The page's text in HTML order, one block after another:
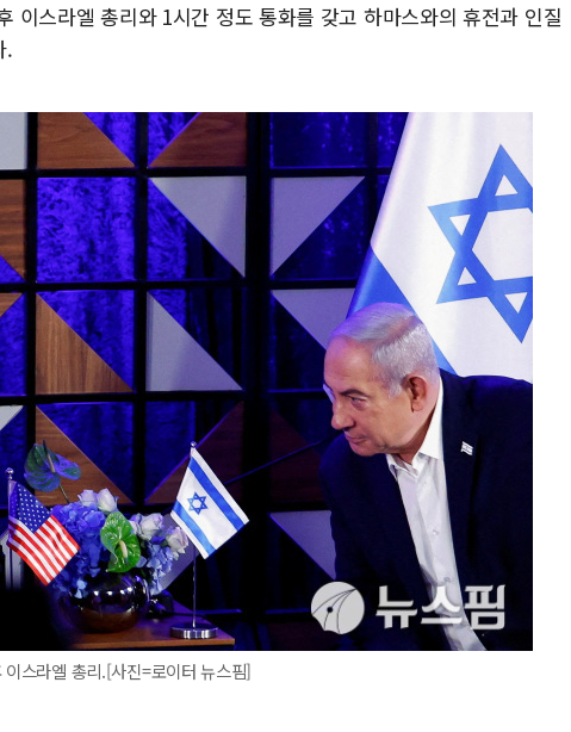
이스라엘 총리와 1시간 정도 통화를 갖고 하마스와의 휴전과 인질
.
스라엘 총리.[사진=로이터 뉴스핌]